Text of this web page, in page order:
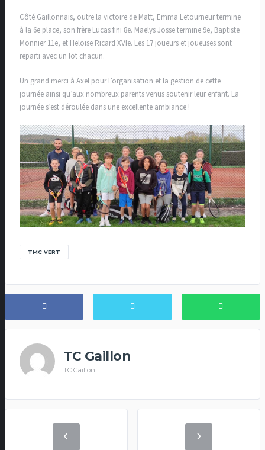
Côté Gaillonnais, outre la victoire de Matt, Emma Letourneur termine
à la 6e place, son frère Lucas fini 8e. Maëlys Josse termine 9e, Baptiste
Monnier 11e, et Heloise Ricard XVIe. Les 17 joueurs et joueuses sont
reparti avec un lot chacun.
Un grand merci à Axel pour l’organisation et la gestion de cette
journée ainsi qu’aux nombreux parents venus soutenir leur enfant. La
journée s’est déroulée dans une excellente ambiance !
TMC VERT
TC Gaillon
TC Gaillon